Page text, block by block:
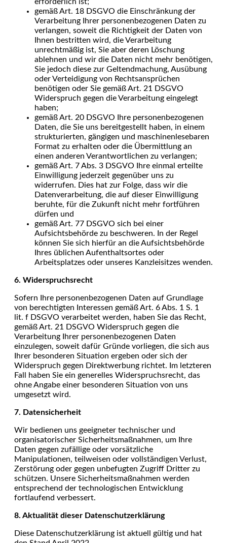
gemäß Art. 18 DSGVO die Einschränkung der
Verarbeitung Ihrer personenbezogenen Daten zu
verlangen, soweit die Richtigkeit der Daten von
Ihnen bestritten wird, die Verarbeitung
unrechtmäßig ist, Sie aber deren Löschung
ablehnen und wir die Daten nicht mehr benötigen,
Sie jedoch diese zur Geltendmachung, Ausübung
oder Verteidigung von Rechtsansprüchen
benötigen oder Sie gemäß Art. 21 DSGVO
Widerspruch gegen die Verarbeitung eingelegt
haben;
gemäß Art. 20 DSGVO Ihre personenbezogenen
Daten, die Sie uns bereitgestellt haben, in einem
strukturierten, gängigen und maschinenlesebaren
Format zu erhalten oder die Übermittlung an
einen anderen Verantwortlichen zu verlangen;
gemäß Art. 7 Abs. 3 DSGVO Ihre einmal erteilte
Einwilligung jederzeit gegenüber uns zu
widerrufen. Dies hat zur Folge, dass wir die
Datenverarbeitung, die auf dieser Einwilligung
beruhte, für die Zukunft nicht mehr fortführen
dürfen und
gemäß Art. 77 DSGVO sich bei einer
Aufsichtsbehörde zu beschweren. In der Regel
können Sie sich hierfür an die Aufsichtsbehörde
Ihres üblichen Aufenthaltsortes oder
Arbeitsplatzes oder unseres Kanzleisitzes wenden.
6. Widerspruchsrecht
Sofern Ihre personenbezogenen Daten auf Grundlage
von berechtigten Interessen gemäß Art. 6 Abs. 1 S. 1
lit. f DSGVO verarbeitet werden, haben Sie das Recht,
gemäß Art. 21 DSGVO Widerspruch gegen die
Verarbeitung Ihrer personenbezogenen Daten
einzulegen, soweit dafür Gründe vorliegen, die sich aus
Ihrer besonderen Situation ergeben oder sich der
Widerspruch gegen Direktwerbung richtet. Im letzteren
Fall haben Sie ein generelles Widerspruchsrecht, das
ohne Angabe einer besonderen Situation von uns
umgesetzt wird.
7. Datensicherheit
Wir bedienen uns geeigneter technischer und
organisatorischer Sicherheitsmaßnahmen, um Ihre
Daten gegen zufällige oder vorsätzliche
Manipulationen, teilweisen oder vollständigen Verlust,
Zerstörung oder gegen unbefugten Zugriff Dritter zu
schützen. Unsere Sicherheitsmaßnahmen werden
entsprechend der technologischen Entwicklung
fortlaufend verbessert.
8. Aktualität dieser Datenschutzerklärung
Diese Datenschutzerklärung ist aktuell gültig und hat